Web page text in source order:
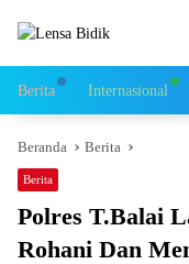
Berita Internasional
Beranda Berita
Berita
Polres T.Balai
Rohani Dan